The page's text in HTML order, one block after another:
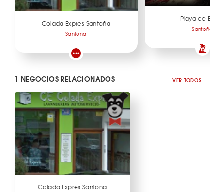
Colada Expres Santoña
Santoña
Playa de
Santoña
1 NEGOCIOS RELACIONADOS VER TODOS
Colada Expres Santoña